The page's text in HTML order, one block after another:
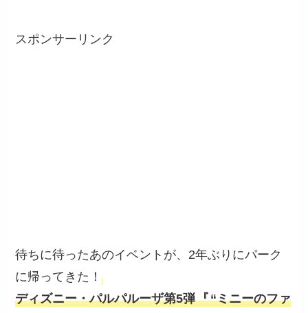
スポンサーリンク
待ちに待ったあのイベントが、2年ぶりにパーク
に帰ってきた！
ディズニー・パルパルーザ第5弾『“ミニーのファ